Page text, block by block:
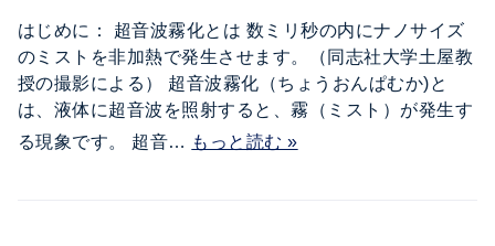
はじめに： 超音波霧化とは 数ミリ秒の内にナノサイズ
のミストを非加熱で発生させます。（同志社大学土屋教
授の撮影による） 超音波霧化（ちょうおんぱむか)と
は、液体に超音波を照射すると、霧（ミスト）が発生す
る現象です。 超音… もっと読む »